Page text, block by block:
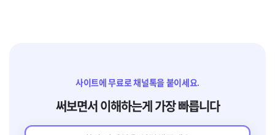
사이트에 무료로 채널톡을 붙이세요.
써보면서 이해하는게 가장 빠릅니다